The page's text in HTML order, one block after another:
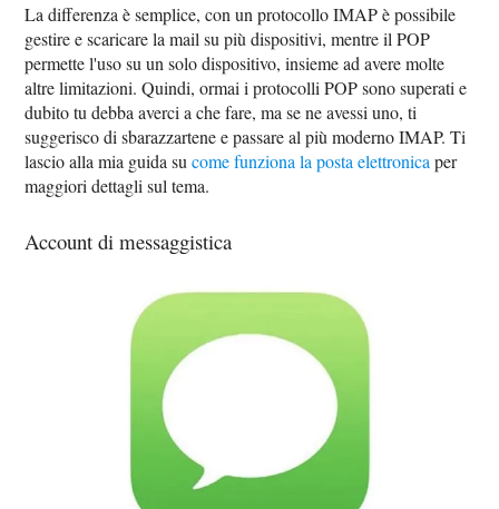
La differenza è semplice, con un protocollo IMAP è possibile
gestire e scaricare la mail su più dispositivi, mentre il POP
permette l'uso su un solo dispositivo, insieme ad avere molte
altre limitazioni. Quindi, ormai i protocolli POP sono superati e
dubito tu debba averci a che fare, ma se ne avessi uno, ti
suggerisco di sbarazzartene e passare al più moderno IMAP. Ti
lascio alla mia guida sucome funziona la posta elettronica per
maggiori dettagli sul tema.
Account di messaggistica